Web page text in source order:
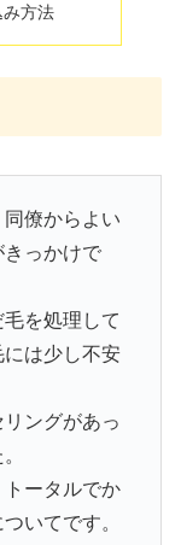
方法
同僚からよい
っかけで
を処理して
は少し不安
ングがあっ
ータルでか
いてです。